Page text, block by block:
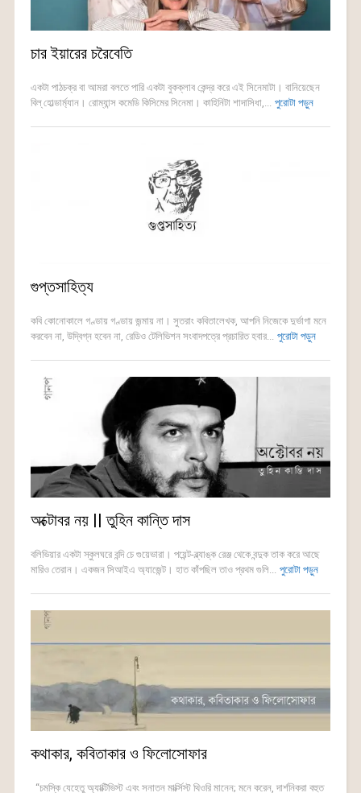
চার ইয়ারের চরৈবেতি
একটা পাঠচক্র বা আমরা বলতে পারি একটা বুকক্লাব কেন্দ্র করে এই সিনেমাটা। বানিয়েছেন
বিল্ হোল্ডার্ম্যান। রোম্যান্স কমেডি কিসিমের সিনেমা। কাহিনিটা শাদাসিধা,... পুরোটা পড়ুন
গুপ্তসাহিত্য
কবি কোনোকালে গণ্ডায় গণ্ডায় জন্মায় না। সুতরাং কবিতালেখক, আপনি নিজেকে দুর্ভাগা মনে
করবেন না, উদ্বিগ্ন হবেন না, রেডিও টেলিভিশন সংবাদপত্রে প্রচারিত হবার... পুরোটা পড়ুন
অক্টোবর নয় || তুহিন কান্তি দাস
বলিভিয়ার একটা স্কুলঘরে বন্দি চে গুয়েভারা। পয়েন্ট-ব্ল্যাঙ্ক রেঞ্জ থেকে বন্দুক তাক করে আছে
মারিও তেরান। একজন সিআইএ অ্যাজেন্ট। হাত কাঁপছিল তাও প্রথম গুলি... পুরোটা পড়ুন
কথাকার, কবিতাকার ও ফিলোসোফার
“চমস্কি যেহেতু অ্যাক্টিভিস্ট এবং সনাতন মার্ক্সিস্ট থিওরি মানেন; মনে করেন, দার্শনিকরা বহুত